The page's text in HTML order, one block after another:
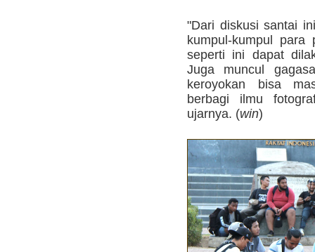
"Dari diskusi santai
kumpul-kumpul para
seperti ini dapat
Juga muncul
keroyokan bisa
berbagi ilmu
ujarnya. (win)